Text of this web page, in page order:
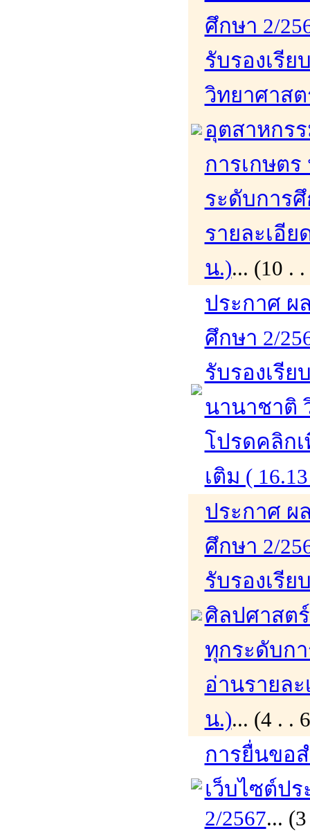
ศึกษา 2/
รับรองเรี
วิทยาศาส
อุตสาหกร
การเกษต
ระดับการ
รายละเอีย
น.)... (10
ประกาศ ผ
ศึกษา 2/
รับรองเรีย
นานาชาติ
โปรดคลิก
เติม (
ประกาศ ผ
ศึกษา 2/
รับรองเรี
ศิลปศาสต
ทุกระดับก
อ่านรายละ
น.)... (4 .
การยื่นขอ
เว็บไซต์ป
2/2567...